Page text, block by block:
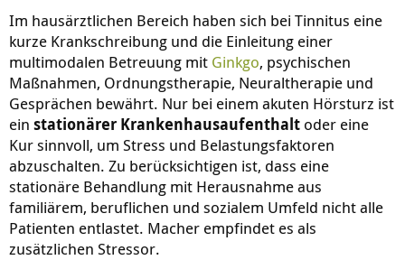
Im hausärztlichen Bereich haben sich bei Tinnitus eine
kurze Krankschreibung und die Einleitung einer
multimodalen Betreuung mit Ginkgo, psychischen
Maßnahmen, Ordnungstherapie, Neuraltherapie und
Gesprächen bewährt. Nur bei einem akuten Hörsturz ist
ein stationärer Krankenhausaufenthalt oder eine
Kur sinnvoll, um Stress und Belastungsfaktoren
abzuschalten. Zu berücksichtigen ist, dass eine
stationäre Behandlung mit Herausnahme aus
familiärem, beruflichen und sozialem Umfeld nicht alle
Patienten entlastet. Macher empfindet es als
zusätzlichen Stressor.